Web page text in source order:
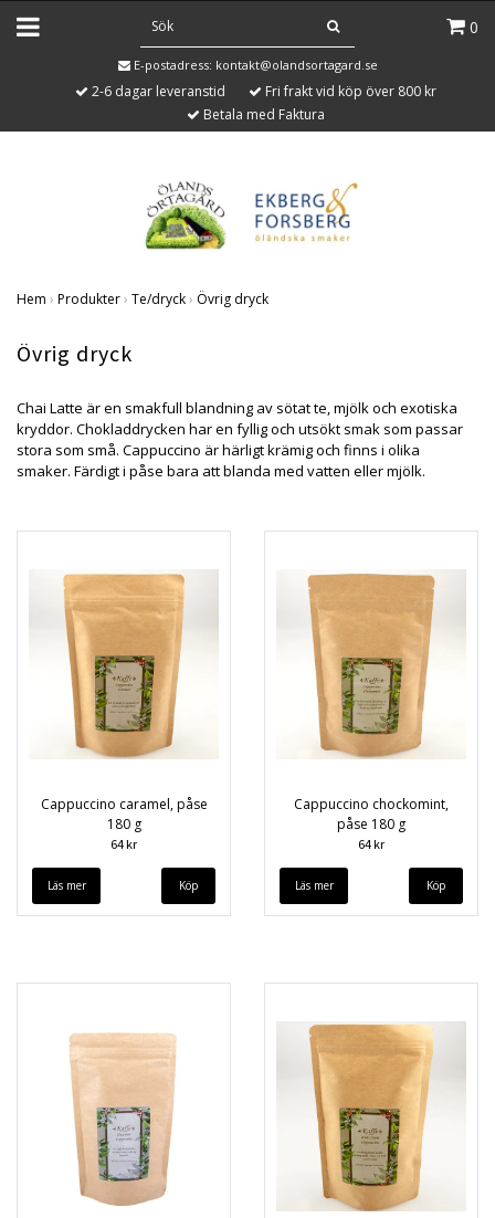
0
E-postadress: kontakt@olandsortagard.se
2-6 dagar leveranstid
Fri frakt vid köp över 800 kr
Betala med Faktura
Hem › Produkter› Te/dryck› Övrig dryck
Övrig dryck
Chai Latte är en smakfull blandning av sötat te, mjölk och exotiska
kryddor. Chokladdrycken har en fyllig och utsökt smak som passar
stora som små. Cappuccino är härligt krämig och finns i olika
smaker. Färdigt i påse bara att blanda med vatten eller mjölk.
Cappuccino caramel, påse
180 g
64 kr
Läs mer
Cappuccino chockomint,
påse 180 g
64 kr
Läs mer